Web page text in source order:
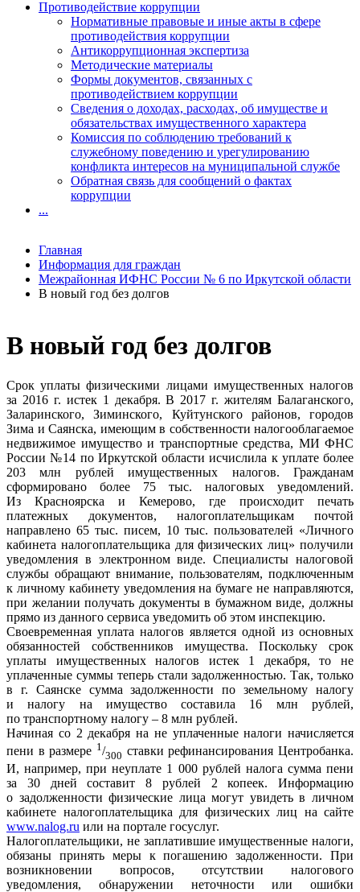
В новый год без долгов
Срок уплаты физическими лицами имущественных налогов
за 2016 г. истек 1 декабря. В 2017 г. жителям Балаганского,
Заларинского, Зиминского, Куйтунского районов, городов
Зима и Саянска, имеющим в собственности налогооблагаемое
недвижимое имущество и транспортные средства, МИ ФНС
России №14 по Иркутской области исчислила к уплате более
203 млн рублей имущественных налогов. Гражданам
сформировано более 75 тыс. налоговых уведомлений.
Из Красноярска и Кемерово, где происходит печать
платежных документов, налогоплательщикам почтой
направлено 65 тыс. писем, 10 тыс. пользователей «Личного
кабинета налогоплательщика для физических лиц» получили
уведомления в электронном виде. Специалисты налоговой
службы обращают внимание, пользователям, подключенным
к личному кабинету уведомления на бумаге не направляются,
при желании получать документы в бумажном виде, должны
прямо из данного сервиса уведомить об этом инспекцию.
Своевременная уплата налогов является одной из основных
обязанностей собственников имущества. Поскольку срок
уплаты имущественных налогов истек 1 декабря, то не
уплаченные суммы теперь стали задолженностью. Так, только
в г. Саянске сумма задолженности по земельному налогу
и налогу на имущество составила 16 млн рублей,
по транспортному налогу – 8 млн рублей.
Начиная со 2 декабря на не уплаченные налоги начисляется
пени в размере 1 /300 ставки рефинансирования Центробанка.
И, например, при неуплате 1 000 рублей налога сумма пени
за 30 дней составит 8 рублей 2 копеек. Информацию
о задолженности физические лица могут увидеть в личном
кабинете налогоплательщика для физических лиц на сайте
www.nalog.ru или на портале госуслуг.
Налогоплательщики, не заплатившие имущественные налоги,
обязаны принять меры к погашению задолженности. При
возникновении вопросов, отсутствии налогового
уведомления, обнаружении неточности или ошибки
Противодействие коррупции
Нормативные правовые и иные акты в сфере
противодействия коррупции
Антикоррупционная экспертиза
Методические материалы
Формы документов, связанных с
противодействием коррупции
Сведения о доходах, расходах, об имуществе и
обязательствах имущественного характера
Комиссия по соблюдению требований к
служебному поведению и урегулированию
конфликта интересов на муниципальной службе
Обратная связь для сообщений о фактах
коррупции
...
Главная
Информация для граждан
Межрайонная ИФНС России № 6 по Иркутской области
В новый год без долгов